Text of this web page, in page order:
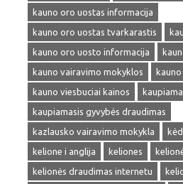
kauno oro uostas informacija
kauno oro uostas tvarkarastis
kauno oro uosto informacija
kauno vairavimo mokyklos
kauno viesbuciai kainos
kaupiamasis gyvybės draudimas
kazlausko vairavimo mokykla
kelione i anglija
keliones
kelionės draudimas internetu